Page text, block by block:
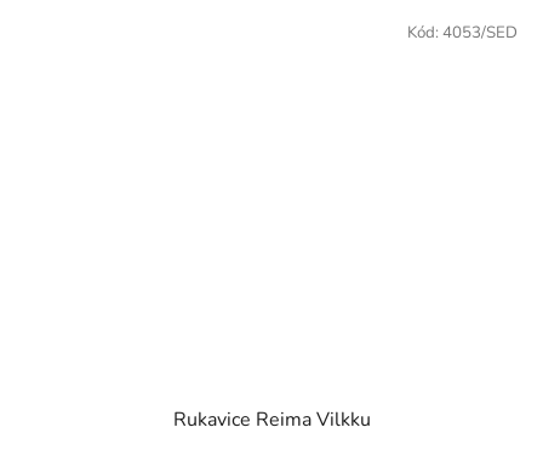
Rukavice Reima Vilkku
Kód: 4053/SED